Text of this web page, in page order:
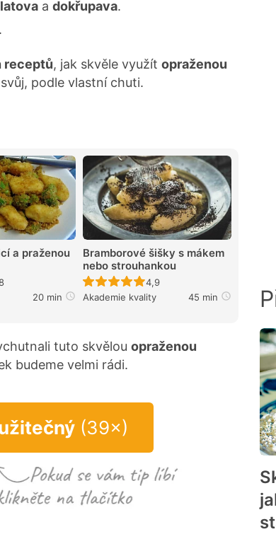
a dokřupava.
receptů, jak skvěle využít opraženou
podle vlastní chuti.
a praženou
ještě nebyl hodnocen
20 min
Bramborové šišky s mákem
nebo strouhankou
Recept ještě nebyl hodnocen
4,9
Akademie kvality
45 min
tuto skvělou opraženou
budeme velmi rádi.
(39×)